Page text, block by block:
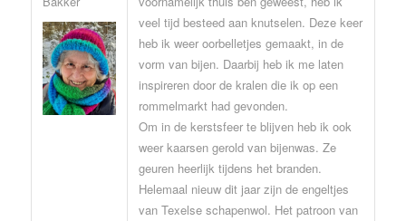
veel tijd besteed aan knutselen. Deze keer
heb ik weer oorbelletjes gemaakt, in de
vorm van bijen. Daarbij heb ik me laten
inspireren door de kralen die ik op een
rommelmarkt had gevonden.
Om in de kerstsfeer te blijven heb ik ook
weer kaarsen gerold van bijenwas. Ze
geuren heerlijk tijdens het branden.
Helemaal nieuw dit jaar zijn de engeltjes
van Texelse schapenwol. Het patroon van